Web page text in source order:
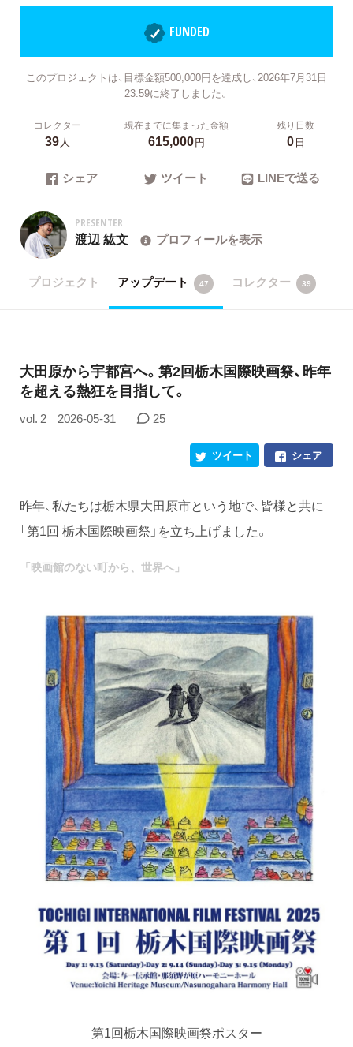
FUNDED
このプロジェクトは、目標金額500,000円を達成し、2026年7月31日
23:59に終了しました。
コレクター
39人
現在までに集まった金額
615,000円
残り日数
0日
シェア ツイート LINEで送る
PRESENTER
渡辺 紘文 プロフィールを表示
プロジェクト アップデート 47 コレクター 39
大田原から宇都宮へ。第2回栃木国際映画祭、昨年
を超える熱狂を目指して。
vol. 2 2026-05-31 25
シェア
ツイート
昨年、私たちは栃木県大田原市という地で、皆様と共に
「第1回 栃木国際映画祭」を立ち上げました。
「映画館のない町から、世界へ」
第1回栃木国際映画祭ポスター